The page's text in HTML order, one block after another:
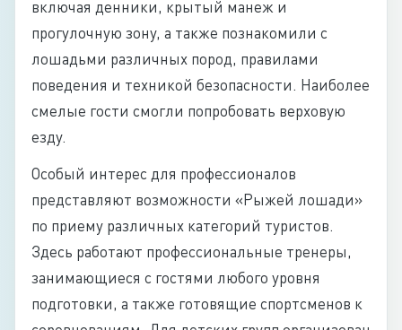
включая денники, крытый манеж и
прогулочную зону, а также познакомили с
лошадьми различных пород, правилами
поведения и техникой безопасности. Наиболее
смелые гости смогли попробовать верховую
езду.
Особый интерес для профессионалов
представляют возможности «Рыжей лошади»
по приему различных категорий туристов.
Здесь работают профессиональные тренеры,
занимающиеся с гостями любого уровня
подготовки, а также готовящие спортсменов к